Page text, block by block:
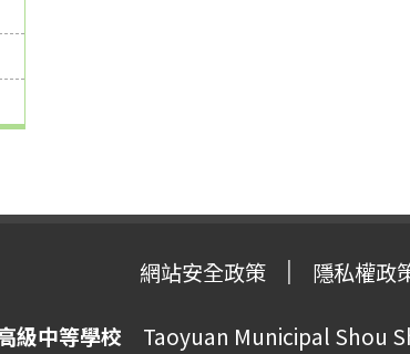
網站安全政策 隱私權政
級中等學校 Taoyuan Municipal Shou